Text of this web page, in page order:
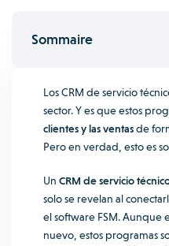
Sommaire
Los CRM de servicio
sector. Y es que estos
clientes y las ventasde
Pero en verdad, esto es
Un CRM de servicio
solo se revelan al
el software FSM. Aunque
nuevo, estos programas